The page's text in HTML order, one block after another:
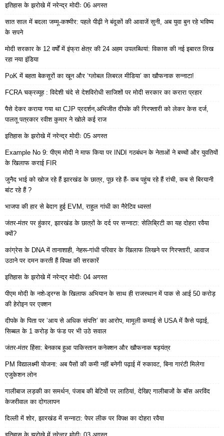
इतिहास के झरोखे में नरेन्द्र मोदीः 06 अगस्त
सात साल में बदला जम्मू-कश्मीर: पहले पीढ़ी ने बंदूकों की आवाजें सुनी, अब युवा बुन रहे भविष्य
के सपने
मोदी सरकार के 12 वर्षों में इंफ्रा क्षेत्र की 24 अहम उपलब्धियां: विकास की नई इबारत लिख
रहा नया इंडिया
PoK में बहता बेकसूरों का खून और ‘ग्लोबल लिबरल मीडिया’ का खौफनाक सन्नाटा!
FCRA चक्रव्यूह : विदेशी चंदे से देशविरोधी साजिशों पर मोदी सरकार का करारा प्रहार
पैसे देकर कराया गया था CJP प्रदर्शन,अभिजीत दीपके की गिरफ्तारी को लेकर केस दर्ज,
पालतू पत्रकार रवीश कुमार ने खोले कई राज
इतिहास के झरोखे में नरेन्द्र मोदीः 05 अगस्त
Example No 9: पीएम मोदी ने माफ किया पर INDI गठबंधन के नेताओं ने बच्चों और युवतियों
के खिलाफ कराई FIR
जुनैद भाई को खोज रहे हैं झारखंड के छात्र, पूछ रहे हैं- कब पहुंच रहे हैं रांची, कब से बिरयानी
बांट रहे हैं ?
भाजपा की हार से बेदाग हुई EVM, राहुल गांधी का नैरेटिव ध्वस्त!
जंतर-मंतर पर हुंकार, झारखंड के छात्रों के दर्द पर सन्नाटा: सेलिब्रिटी का यह दोहरा रवैया
क्यों?
कांग्रेस के DNA में तानाशाही, नेहरू-गांधी परिवार के खिलाफ लिखने पर गिरफ्तारी, आवाज
उठाने पर दमन करती हैं विपक्ष की सरकारें
इतिहास के झरोखे में नरेन्द्र मोदीः 04 अगस्त
पीएम मोदी के नशे-ड्रग्स के खिलाफ अभियान के साथ ही राजस्थान में पाक से आई 50 करोड़
की हेरोइन पर एक्शन
दीपके के पिता पर ‘आय से अधिक संपत्ति’ का आरोप, मामूली कमाई से USA में कैसे पढ़ाई,
सिब्बल के 1 करोड़ के फंड पर भी उठे सवाल
जंतर-मंतर हिंसा: बेनकाब हुआ पाकिस्तान कनेक्शन और खौफनाक षड्यंत्र
PM विद्यालक्ष्मी योजना: अब पैसों की कमी नहीं बनेगी पढ़ाई में रुकावट, बिना गारंटी मिलेगा
एजुकेशन लोन
गालीबाज लड़की का समर्थन, पंजाब की बेटियों पर लाठियां, देखिए गालीबाजों के बॉस अरविंद
केजरीवाल का दोगलापन
दिल्ली में शोर, झारखंड में सन्नाटा: पेपर लीक पर विपक्ष का दोहरा रवैया